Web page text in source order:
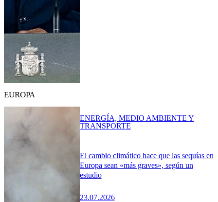
EUROPA
El cambio climático hace que las sequías en
Europa sean «más graves», según un
estudio
23.07.2026
ENERGÍA, MEDIO AMBIENTE Y
TRANSPORTE